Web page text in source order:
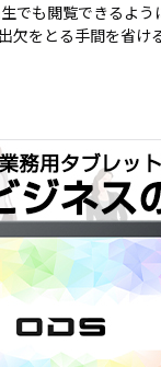
ブレッ
ト・デジ
ス
一
も閲覧できるよ
をとる手間を省